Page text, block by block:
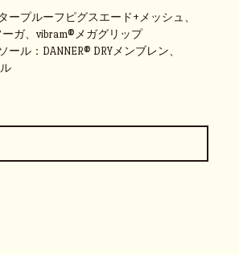
ープルーフピグスエード+メッシュ、
ガ、vibram®メガグリップ
ル：DANNER® DRYメンブレン、